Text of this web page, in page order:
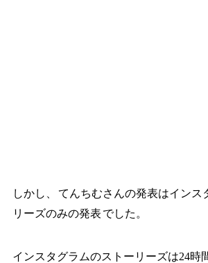
しかし、
てんちむさんの発表はインス
リーズのみの発表 でした。
インスタグラムのストーリーズは24時